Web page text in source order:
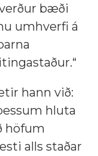
bæði
umhverfi á
hann við:
hluta
höfum
alls staðar